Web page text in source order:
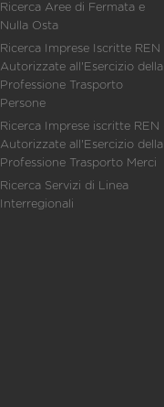
Ricerca Aree di Fermata e
Nulla Osta
Ricerca Imprese Iscritte REN
Autorizzate all'Esercizio della
Professione Trasporto
Persone
Ricerca Imprese iscritte REN
Autorizzate all'Esercizio della
Professione Trasporto Merci
Ricerca Servizi di Linea
Interregionali